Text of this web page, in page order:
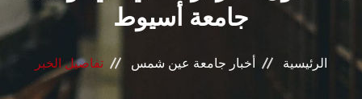
المراكز والوحدات
جامعة أسيوط
الرئيسية أخبار جامعة عين شمس تفاصيل الخبر